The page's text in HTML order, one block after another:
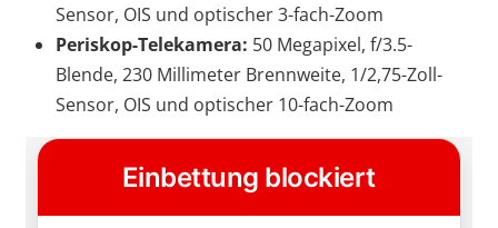
Sensor, OIS und optischer 3-fach-Zoom
Periskop-Telekamera: 50 Megapixel, f/3.5-
Blende, 230 Millimeter Brennweite, 1/2,75-Zoll-
Sensor, OIS und optischer 10-fach-Zoom